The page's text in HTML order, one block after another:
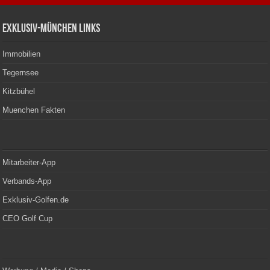
Exklusiv-München Links
Immobilien
Tegernsee
Kitzbühel
Muenchen Fakten
Mitarbeiter-App
Verbands-App
Exklusiv-Golfen.de
CEO Golf Cup